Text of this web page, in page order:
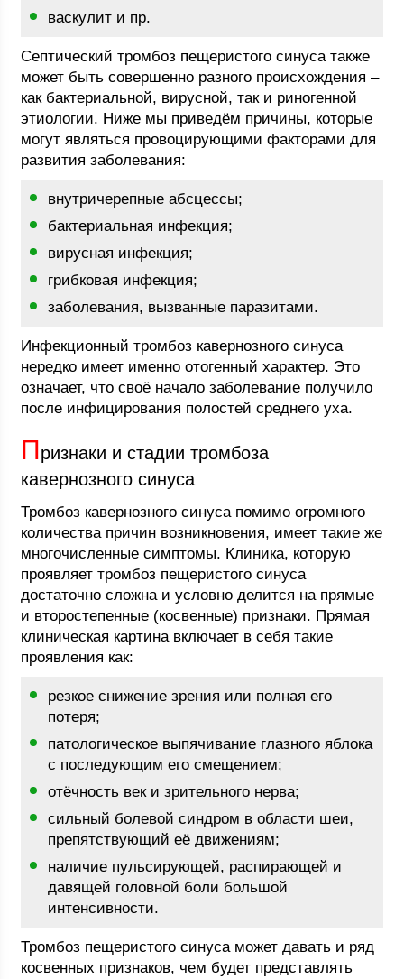
васкулит и пр.
Септический тромбоз пещеристого синуса также
может быть совершенно разного происхождения –
как бактериальной, вирусной, так и риногенной
этиологии. Ниже мы приведём причины, которые
могут являться провоцирующими факторами для
развития заболевания:
внутричерепные абсцессы;
бактериальная инфекция;
вирусная инфекция;
грибковая инфекция;
заболевания, вызванные паразитами.
Инфекционный тромбоз кавернозного синуса
нередко имеет именно отогенный характер. Это
означает, что своё начало заболевание получило
после инфицирования полостей среднего уха.
Признаки и стадии тромбоза
кавернозного синуса
Тромбоз кавернозного синуса помимо огромного
количества причин возникновения, имеет такие же
многочисленные симптомы. Клиника, которую
проявляет тромбоз пещеристого синуса
достаточно сложна и условно делится на прямые
и второстепенные (косвенные) признаки. Прямая
клиническая картина включает в себя такие
проявления как:
резкое снижение зрения или полная его
потеря;
патологическое выпячивание глазного яблока
с последующим его смещением;
отёчность век и зрительного нерва;
сильный болевой синдром в области шеи,
препятствующий её движениям;
наличие пульсирующей, распирающей и
давящей головной боли большой
интенсивности.
Тромбоз пещеристого синуса может давать и ряд
косвенных признаков, чем будет представлять